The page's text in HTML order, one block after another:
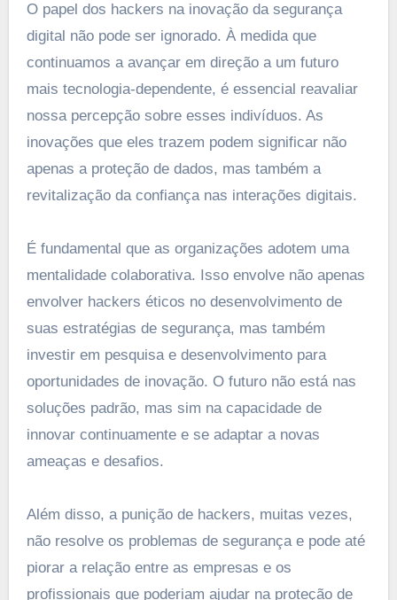
O papel dos hackers na inovação da segurança
digital não pode ser ignorado. À medida que
continuamos a avançar em direção a um futuro
mais tecnologia-dependente, é essencial reavaliar
nossa percepção sobre esses indivíduos. As
inovações que eles trazem podem significar não
apenas a proteção de dados, mas também a
revitalização da confiança nas interações digitais.
É fundamental que as organizações adotem uma
mentalidade colaborativa. Isso envolve não apenas
envolver hackers éticos no desenvolvimento de
suas estratégias de segurança, mas também
investir em pesquisa e desenvolvimento para
oportunidades de inovação. O futuro não está nas
soluções padrão, mas sim na capacidade de
innovar continuamente e se adaptar a novas
ameaças e desafios.
Além disso, a punição de hackers, muitas vezes,
não resolve os problemas de segurança e pode até
piorar a relação entre as empresas e os
profissionais que poderiam ajudar na proteção de